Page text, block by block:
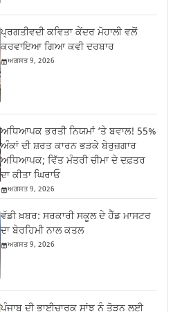
ਪ੍ਰਗਤੀਵਦੀ ਕਵਿਤਾ ਕੇਂਦਰ ਮੋਹਾਲੀ ਵਲੋਂ
ਕਰਵਾਇਆ ਗਿਆ ਕਵੀ ਦਰਬਾਰ
ਅਗਸਤ 9, 2026
ਅਧਿਆਪਕ ਭਰਤੀ ਨਿਯਮਾਂ ‘ਤੇ ਬਵਾਲ! 55%
ਅੰਕਾਂ ਦੀ ਸ਼ਰਤ ਕਾਰਨ ਭੜਕੇ ਬੇਰੁਜ਼ਗਾਰ
ਅਧਿਆਪਕ; ਵਿੱਤ ਮੰਤਰੀ ਚੀਮਾ ਦੇ ਦਫ਼ਤਰ
ਦਾ ਕੀਤਾ ਘਿਰਾਓ
ਅਗਸਤ 9, 2026
ਵੱਡੀ ਖ਼ਬਰ: ਸਰਕਾਰੀ ਸਕੂਲ ਦੇ ਹੈੱਡ ਮਾਸਟਰ
ਦਾ ਬੇਰਹਿਮੀ ਨਾਲ ਕਤਲ
ਅਗਸਤ 9, 2026
ਪੰਜਾਬ ਦੀ ਭਾਈਚਾਰਕ ਸਾਂਝ ਨੂੰ ਤੋੜਨ ਲਈ